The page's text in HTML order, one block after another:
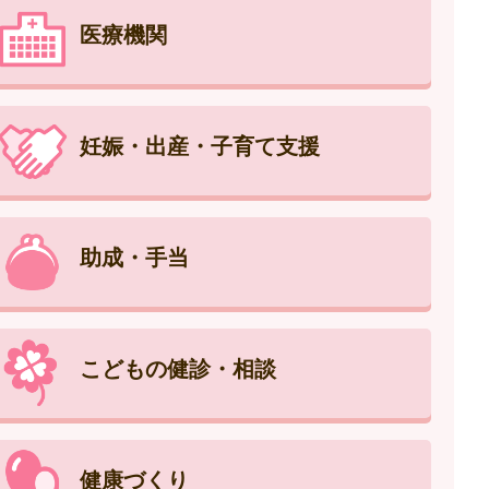
医療機関
妊娠・出産・子育て支援
助成・手当
こどもの健診・相談
健康づくり